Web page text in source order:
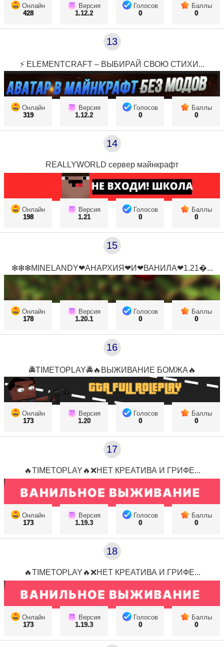
Онлайн
428
Версия
1.12.2
Голосов
0
Баллы
0
13
⚡ ELEMENTCRAFT – ВЫБИРАЙ СВОЮ СТИХИ...
Онлайн
319
Версия
1.12.2
Голосов
0
Баллы
0
14
REALLYWORLD сервер майнкрафт
Онлайн
198
Версия
1.21
Голосов
0
Баллы
0
15
❇❇❇MINELANDY❤АНАРХИЯ❤И❤ВАНИЛА❤1.21...
Онлайн
178
Версия
1.20.1
Голосов
0
Баллы
0
16
🚔TIMETOPLAY🚔🔥ВЫЖИВАНИЕ БОМЖА🔥
Онлайн
173
Версия
1.20
Голосов
0
Баллы
0
17
🔥TIMETOPLAY🔥❌НЕТ КРЕАТИВА И ГРИФЕ...
Онлайн
173
Версия
1.19.3
Голосов
0
Баллы
0
18
🔥TIMETOPLAY🔥❌НЕТ КРЕАТИВА И ГРИФЕ...
Онлайн
173
Версия
1.19.3
Голосов
0
Баллы
0